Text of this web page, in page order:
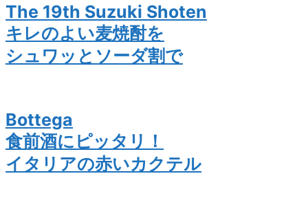
The 19th Suzuki Shoten
キレのよい麦焼酎を
シュワッとソーダ割で
Bottega
食前酒にピッタリ！
イタリアの赤いカクテル